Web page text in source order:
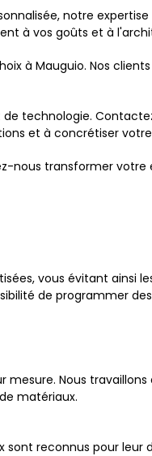
notre
à vos goûts et à
à Mauguio. Nos
technologie.
et à concrétiser votre
nous transformer
vous évitant ainsi
de programmer
mesure. Nous
matériaux.
reconnus pour leur